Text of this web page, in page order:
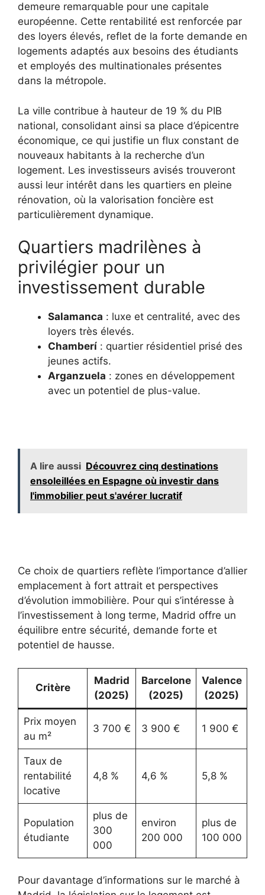
demeure remarquable pour une capitale
européenne. Cette rentabilité est renforcée par
des loyers élevés, reflet de la forte demande en
logements adaptés aux besoins des étudiants
et employés des multinationales présentes
dans la métropole.
La ville contribue à hauteur de 19 % du PIB
national, consolidant ainsi sa place d’épicentre
économique, ce qui justifie un flux constant de
nouveaux habitants à la recherche d’un
logement. Les investisseurs avisés trouveront
aussi leur intérêt dans les quartiers en pleine
rénovation, où la valorisation foncière est
particulièrement dynamique.
Quartiers madrilènes à
privilégier pour un
investissement durable
Salamanca : luxe et centralité, avec des
loyers très élevés.
Chamberí : quartier résidentiel prisé des
jeunes actifs.
Arganzuela : zones en développement
avec un potentiel de plus-value.
A lire aussi Découvrez cinq destinations
ensoleillées en Espagne où investir dans
l'immobilier peut s'avérer lucratif
Ce choix de quartiers reflète l’importance d’allier
emplacement à fort attrait et perspectives
d’évolution immobilière. Pour qui s’intéresse à
l’investissement à long terme, Madrid offre un
équilibre entre sécurité, demande forte et
potentiel de hausse.
Critère
Madrid
(2025)
Barcelone
(2025)
Valence
(2025)
Prix moyen
au m²
3 700 € 3 900 € 1 900 €
Taux de
rentabilité
locative
4,8 % 4,6 % 5,8 %
Population
étudiante
plus de
300
000
environ
200 000
plus de
100 000
Pour davantage d’informations sur le marché à